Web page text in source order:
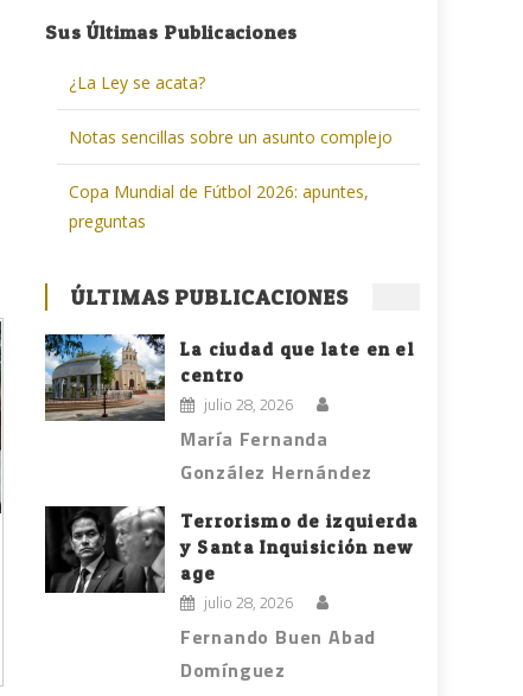
Sus Últimas Publicaciones
¿La Ley se acata?
Notas sencillas sobre un asunto complejo
Copa Mundial de Fútbol 2026: apuntes,
preguntas
ÚLTIMAS PUBLICACIONES
La ciudad que late en el
centro
julio 28, 2026
María Fernanda
González Hernández
Terrorismo de izquierda
y Santa Inquisición new
age
julio 28, 2026
Fernando Buen Abad
Domínguez